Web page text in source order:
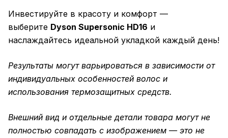
Инвестируйте в красоту и комфорт —
выберите Dyson Supersonic HD16 и
наслаждайтесь идеальной укладкой каждый день!
Результаты могут варьироваться в зависимости от
индивидуальных особенностей волос и
использования термозащитных средств.
Внешний вид и отдельные детали товара могут не
полностью совпадать с изображением — это не